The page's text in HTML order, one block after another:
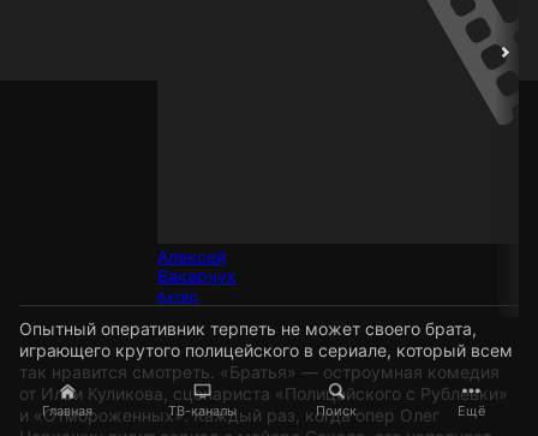
Главная ТВ-каналы Поиск Ещё
Алексей
Вакарчук
Актёр
Опытный оперативник терпеть не может своего брата,
играющего крутого полицейского в сериале, который всем
так нравится смотреть. «Братья» — остроумная комедия
от Ильи Куликова, сценариста «Полицейского с Рублевки»
и «Отмороженных». Каждый раз, когда опер Олег